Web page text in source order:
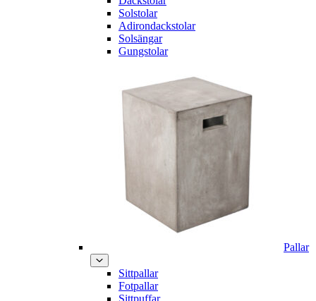
Solstolar
Adirondackstolar
Solsängar
Gungstolar
Pallar
Sittpallar
Fotpallar
Sittpuffar